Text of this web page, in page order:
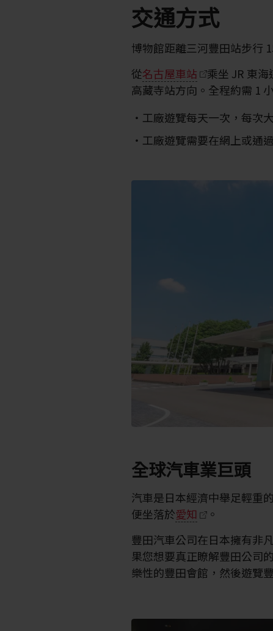
交通方式
博物館距離三河豐田站步行
從名古屋車站
乘坐 JR 東
高藏寺站方向。全程約需 1
工廠遊覽每天一次，每次
工廠遊覽需要在網上或通
全球汽車業巨頭
汽車是日本經濟中舉足輕重
便坐落於愛知
。
豐田汽車公司在日本擁有非
果您想要真正瞭解豐田公司
樂性的豐田會館，然後遊覽豐